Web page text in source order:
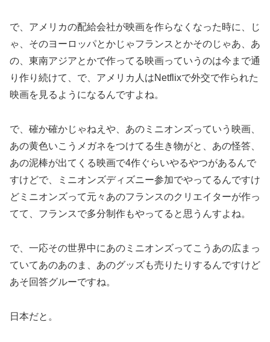
で、アメリカの配給会社が映画を作らなくなった時に、じ
ゃ、そのヨーロッパとかじゃフランスとかそのじゃあ、あ
の、東南アジアとかで作ってる映画っていうのは今まで通
り作り続けて、で、アメリカ人はNetflixで外交で作られた
映画を見るようになるんですよね。
で、確か確かじゃねえや、あのミニオンズっていう映画、
あの黄色いこうメガネをつけてる生き物がと、あの怪答、
あの泥棒が出てくる映画で4作ぐらいやるやつがあるんで
すけどで、ミニオンズディズニー参加でやってるんですけ
どミニオンズって元々あのフランスのクリエイターが作っ
てて、フランスで多分制作もやってると思うんすよね。
で、一応その世界中にあのミニオンズってこうあの広まっ
ていてあのあのま、あのグッズも売りたりするんですけど
あそ回答グルーですね。
日本だと。